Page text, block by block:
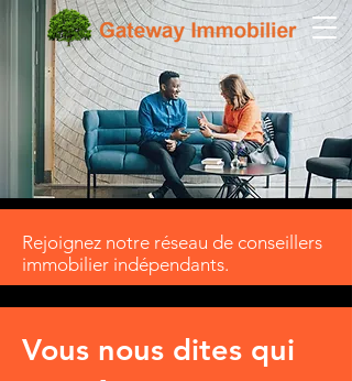
Rejoignez notre réseau de conseillers
immobilier indépendants.
Vous nous dites qui